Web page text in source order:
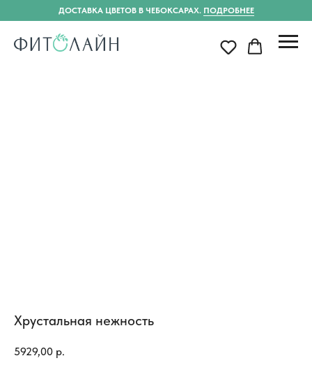
ДОСТАВКА ЦВЕТОВ В ЧЕБОКСАРАХ. ПОДРОБНЕЕ
Хрустальная нежность
5929,00 р.